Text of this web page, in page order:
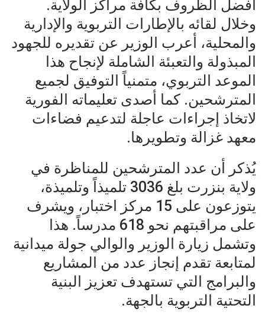
أفضل الظروف بكافة مراكز الولاية.
وخلال لقائه بالإطارات التربوية والإدارية
والمحلية، أعرب الوزير عن تقديره للجهود
المبذولة والتعبئة الشاملة لإنجاح هذا
الموعد التربوي، متمنياً التوفيق لجميع
المترشحين. كما أصدى تعليماته الفورية
لاتخاذ إجراءات عاجلة لتدعيم فضاءات
معهد غزالة وتطويرها.
يُذكر أن عدد المترشحين للمناظرة في
ولاية بنزرت بلغ 3036 تلميذاً وتلميذة،
يتوزعون على 15 مركز اختبار، ويشرف
على مراقبتهم نحو 618 مدرساً. هذا
وتشمل زيارة الوزير والوالي جولة ميدانية
لمتابعة تقدم إنجاز عدد من المشاريع
والبرامج التي تستهدف تعزيز البنية
التحتية التربوية بالجهة.